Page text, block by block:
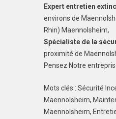
Expert entretien
environs de
Rhin) Maennolsheim,
Spécialiste de la
proximité de
Pensez Notre
Mots clés : Sécurité
Maennolsheim,
Maennolsheim,